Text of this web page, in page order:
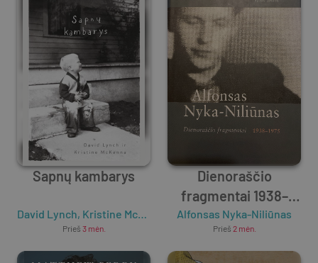
Sapnų kambarys
David Lynch, Kristine McKenna
Prieš 3 mėn.
Dienoraščio
fragmentai 1938–
1975
Alfonsas Nyka-Niliūnas
Prieš 2 mėn.